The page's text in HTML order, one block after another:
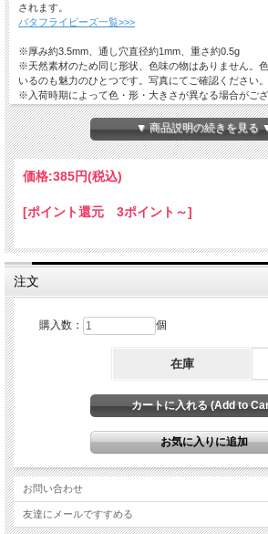
されます。
バタフライビーズ一覧>>>
※厚み約3.5mm、通し穴直径約1mm、重さ約0.5g
※天然素材のため同じ形状、色味の物はありません。
いるのも魅力のひとつです。写真にてご確認ください。
※入荷時期によって色・形・大きさが異なる場合がござ
※若干の傷やへこみがある場合がございます。
※模様や色味については当店のお任せになります。
※モニターの関係や撮影時による光加減で、実物と画
ります。
□お手入れについて
るため、汗（弱酸性）が付着した際は水で優しく手洗
半島～九州西岸以南、沖縄、インド・西太平洋
▼ 商品説明の続きを見る
価格:385円(税込)
[ポイント還元 3ポイント～]
注文
購入数： 個
在庫
お問い合わせ
友達にメールですすめる